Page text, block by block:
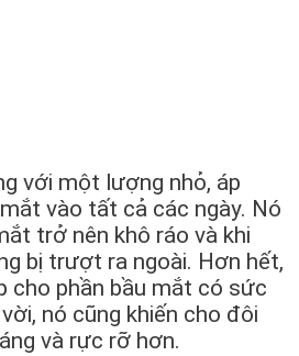
với một lượng nhỏ, áp
vào tất cả các ngày. Nó
trở nên khô ráo và khi
bị trượt ra ngoài. Hơn hết,
cho phần bầu mắt có sức
nó cũng khiến cho đôi
và rực rỡ hơn.